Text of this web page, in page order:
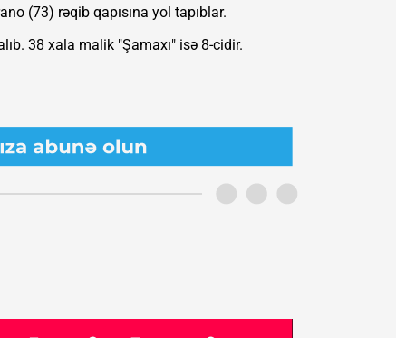
(73) rəqib qapısına yol tapıblar.
38 xala malik "Şamaxı" isə 8-cidir.